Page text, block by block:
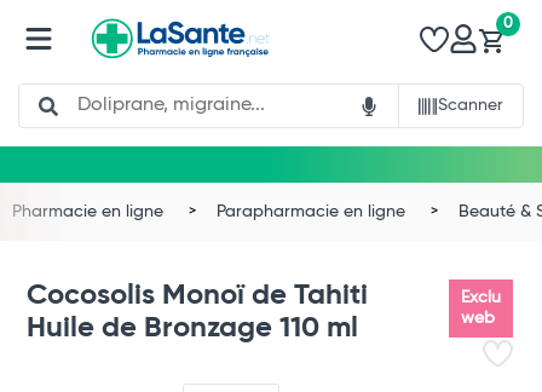
Search
Scanner
0
Pharmacie en ligne Parapharmacie en ligne Beauté &
Exclu
web
Cocosolis Monoï de Tahiti
Huile de Bronzage 110 ml